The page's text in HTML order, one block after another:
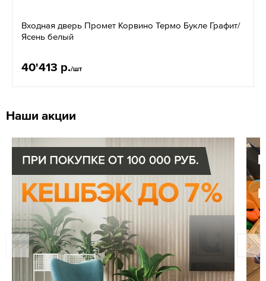
Входная дверь Промет Корвино Термо Букле Графит/
Ясень белый
40'413 р./шт
Наши акции